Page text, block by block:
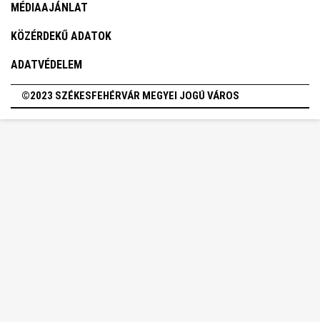
MÉDIAAJÁNLAT
KÖZÉRDEKŰ ADATOK
ADATVÉDELEM
©2023 SZÉKESFEHÉRVÁR MEGYEI JOGÚ VÁROS